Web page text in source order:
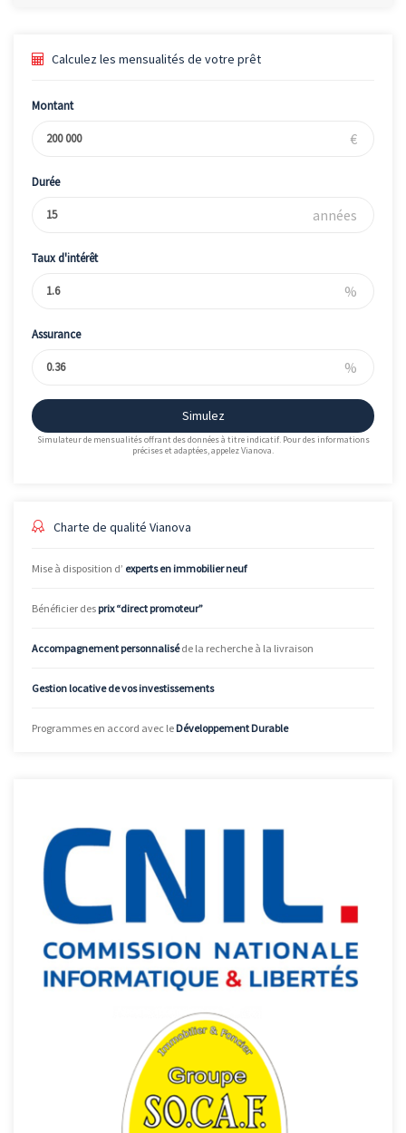
Calculez les mensualités de votre prêt
Montant
€
Durée
années
Taux d'intérêt
%
Assurance
%
Simulez
Simulateur de mensualités offrant des données à titre indicatif. Pour des informations
précises et adaptées, appelez Vianova.
Charte de qualité Vianova
Mise à disposition d’ experts en immobilier neuf
Bénéficier des prix “direct promoteur”
Accompagnement personnaliséde la recherche à la livraison
Gestion locative de vos investissements
Programmes en accord avec le Développement Durable